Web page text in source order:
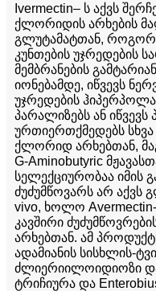
Ivermectin– ს აქვს
ქლორიდის არხების
გლუტამატთან,
კუნთების უჯრედების
მემბრანების
იონებამდე, იწვევს
უჯრედების
პარალიზებს ან იწვევს
ურთიერთქმედებს
ქლორიდ არხებთან,
G-Aminobutyric
სელექციურობაა იმის
ძუძუმწოვარს არ აქვს
vivo, ხოლო
კავშირი
არხებთან. ამ
ადამიანის სისხლის-
ძლიერიილოიდიოზი და
ტრიჩიურა და